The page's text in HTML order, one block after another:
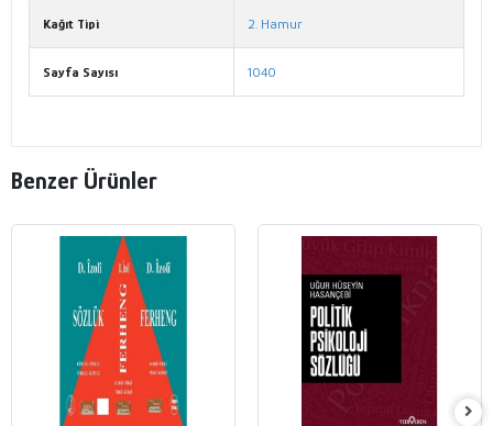
Kağıt Tipi 2. Hamur
Sayfa Sayısı 1040
Benzer Ürünler